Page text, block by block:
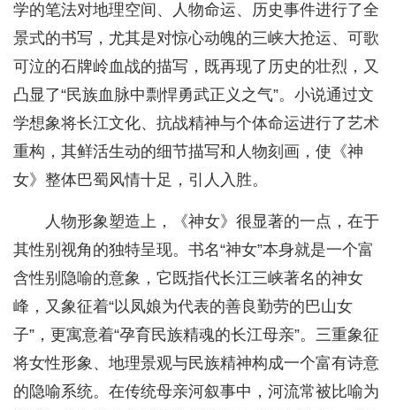
学的笔法对地理空间、人物命运、历史事件进行了全
景式的书写，尤其是对惊心动魄的三峡大抢运、可歌
可泣的石牌岭血战的描写，既再现了历史的壮烈，又
凸显了“民族血脉中剽悍勇武正义之气”。小说通过文
学想象将长江文化、抗战精神与个体命运进行了艺术
重构，其鲜活生动的细节描写和人物刻画，使《神
女》整体巴蜀风情十足，引人入胜。
人物形象塑造上，《神女》很显著的一点，在于
其性别视角的独特呈现。书名“神女”本身就是一个富
含性别隐喻的意象，它既指代长江三峡著名的神女
峰，又象征着“以凤娘为代表的善良勤劳的巴山女
子”，更寓意着“孕育民族精魂的长江母亲”。三重象征
将女性形象、地理景观与民族精神构成一个富有诗意
的隐喻系统。在传统母亲河叙事中，河流常被比喻为